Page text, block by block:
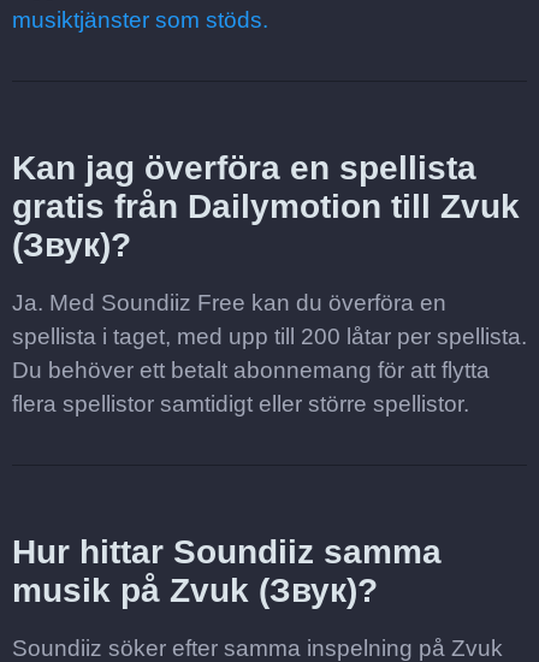
musiktjänster som stöds.
Kan jag överföra en spellista
gratis från Dailymotion till Zvuk
(Звук)?
Ja. Med Soundiiz Free kan du överföra en
spellista i taget, med upp till 200 låtar per spellista.
Du behöver ett betalt abonnemang för att flytta
flera spellistor samtidigt eller större spellistor.
Hur hittar Soundiiz samma
musik på Zvuk (Звук)?
Soundiiz söker efter samma inspelning på Zvuk